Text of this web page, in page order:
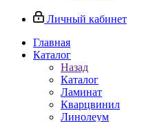
Личный кабинет
Главная
Каталог
Назад
Каталог
Ламинат
Кварцвинил
Линолеум